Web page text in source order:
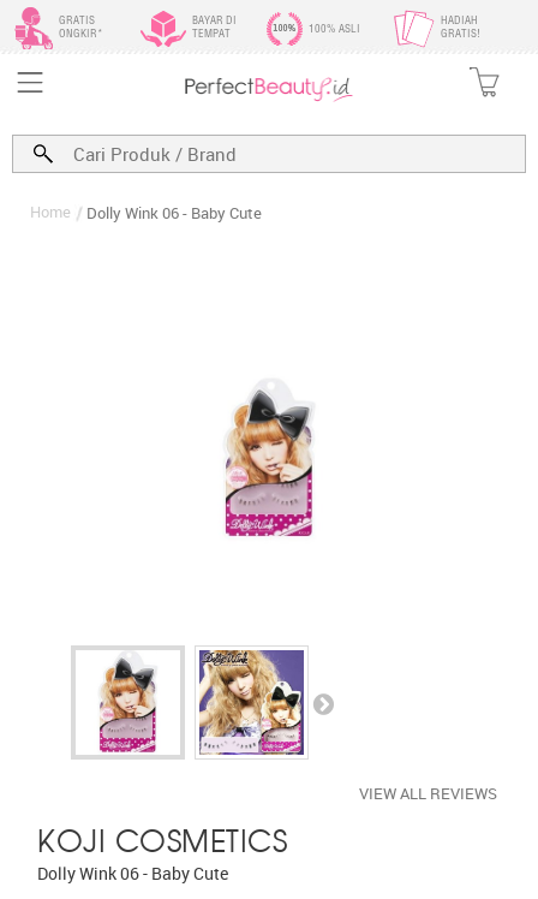
GRATIS
ONGKIR*
BAYAR DI
TEMPAT
100% ASLI
HADIAH
GRATIS!
Home Dolly Wink 06 - Baby Cute
KOJI COSMETICS
Dolly Wink 06 - Baby Cute
VIEW ALL REVIEWS